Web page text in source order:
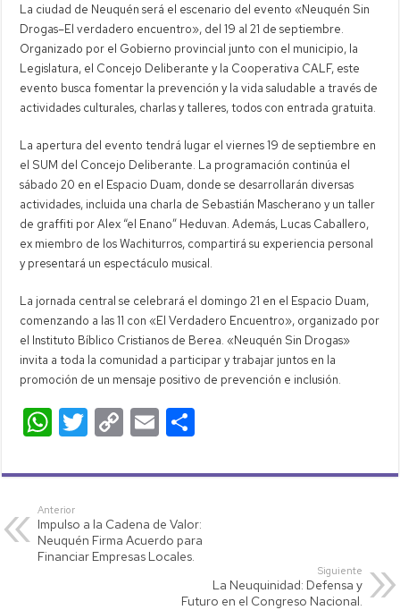
La ciudad de Neuquén será el escenario del evento «Neuquén Sin
Drogas–El verdadero encuentro», del 19 al 21 de septiembre.
Organizado por el Gobierno provincial junto con el municipio, la
Legislatura, el Concejo Deliberante y la Cooperativa CALF, este
evento busca fomentar la prevención y la vida saludable a través de
actividades culturales, charlas y talleres, todos con entrada gratuita.
La apertura del evento tendrá lugar el viernes 19 de septiembre en
el SUM del Concejo Deliberante. La programación continúa el
sábado 20 en el Espacio Duam, donde se desarrollarán diversas
actividades, incluida una charla de Sebastián Mascherano y un taller
de graffiti por Alex “el Enano” Heduvan. Además, Lucas Caballero,
ex miembro de los Wachiturros, compartirá su experiencia personal
y presentará un espectáculo musical.
La jornada central se celebrará el domingo 21 en el Espacio Duam,
comenzando a las 11 con «El Verdadero Encuentro», organizado por
el Instituto Bíblico Cristianos de Berea. «Neuquén Sin Drogas»
invita a toda la comunidad a participar y trabajar juntos en la
promoción de un mensaje positivo de prevención e inclusión.
W
at
s
A
p
T
tt
C
p
Li
nk
E
ail m
ar
Anterior
Impulso a la Cadena de Valor:
Neuquén Firma Acuerdo para
Financiar Empresas Locales.
Siguiente
La Neuquinidad: Defensa y
Futuro en el Congreso Nacional.